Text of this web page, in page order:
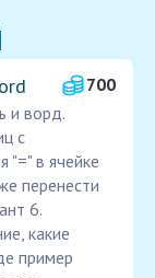
700
и ворд.
с
"=" в ячейке
перенести
6.
какие
пример